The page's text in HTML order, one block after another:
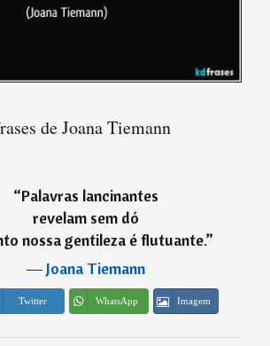
de Joana Tiemann
“Palavras lancinantes
revelam sem dó
nossa gentileza é flutuante.”
―Joana Tiemann
Twitter WhatsApp Imagem